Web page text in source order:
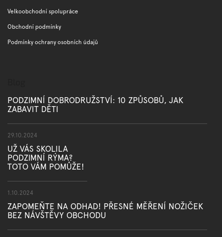
Velkoobchodní spolupráce
Obchodní podmínky
Podmínky ochrany osobních údajů
PODZIMNÍ DOBRODRUŽSTVÍ: 10 ZPŮSOBŮ, JAK
ZABAVIT DĚTI
29.10.2024
UŽ VÁS SKOLILA
PODZIMNÍ RÝMA?
TOTO VÁM POMŮŽE!
1.10.2024
ZAPOMEŇTE NA ODHAD! PŘESNÉ MĚŘENÍ NOŽIČEK
BEZ NÁVŠTĚVY OBCHODU